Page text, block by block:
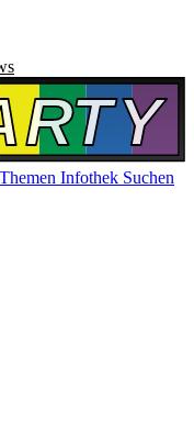
Themen Infothek Suchen